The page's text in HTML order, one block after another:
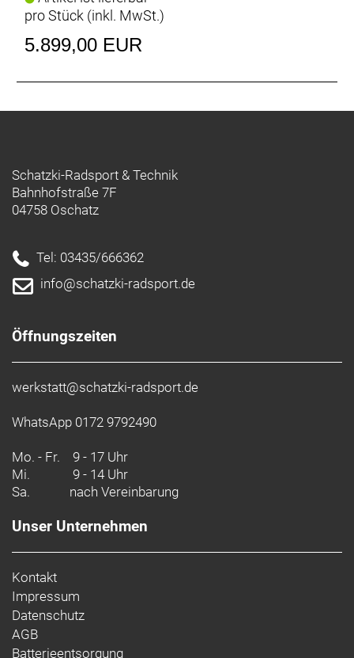
pro Stück (inkl. MwSt.)
5.899,00 EUR
Schatzki-Radsport & Technik
Bahnhofstraße 7F
04758 Oschatz
Tel: 03435/666362
info@schatzki-radsport.de
Öffnungszeiten
werkstatt@schatzki-radsport.de
WhatsApp 0172 9792490
Mo. - Fr. 9 - 17 Uhr
Mi.
9 - 14 Uhr
Sa.
nach Vereinbarung
Unser Unternehmen
Kontakt
Impressum
Datenschutz
AGB
Batterieentsorgung